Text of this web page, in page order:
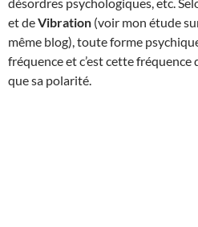
et deVibration (voir mon étude
même blog), toute forme
fréquence et c’est cette fréquence
que sa polarité.